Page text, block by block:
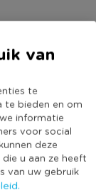
van
te
te bieden en om
informatie
voor social
deze
u aan ze heeft
van uw gebruik
vormen
is 53x44x88